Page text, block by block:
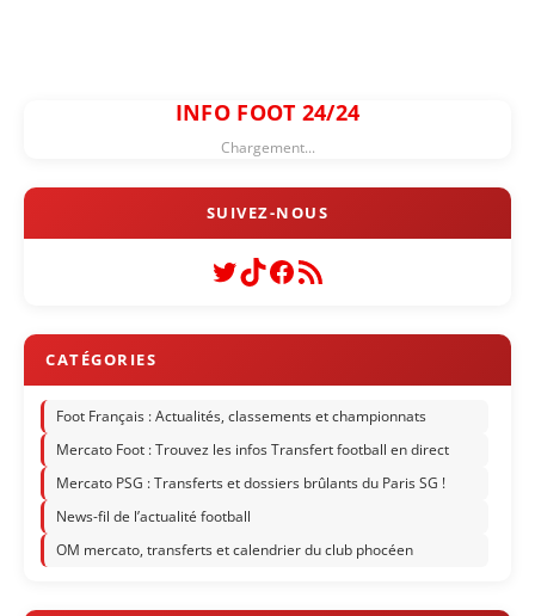
INFO FOOT 24/24
Chargement...
Twitter
TikTok
Facebook
Flux RSS
Foot Français : Actualités, classements et championnats
Mercato Foot : Trouvez les infos Transfert football en direct
Mercato PSG : Transferts et dossiers brûlants du Paris SG !
News-fil de l’actualité football
OM mercato, transferts et calendrier du club phocéen